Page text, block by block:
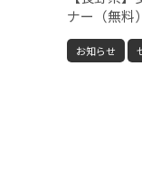
ナー（無料）
お知らせ